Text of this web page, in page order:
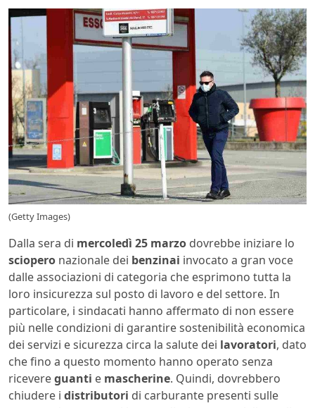
(Getty Images)
Dalla sera di mercoledì 25 marzo dovrebbe iniziare lo
sciopero nazionale dei benzinai invocato a gran voce
dalle associazioni di categoria che esprimono tutta la
loro insicurezza sul posto di lavoro e del settore. In
particolare, i sindacati hanno affermato di non essere
più nelle condizioni di garantire sostenibilità economica
dei servizi e sicurezza circa la salute dei lavoratori, dato
che fino a questo momento hanno operato senza
ricevereguanti e mascherine. Quindi, dovrebbero
chiudere i distributori di carburante presenti sulle